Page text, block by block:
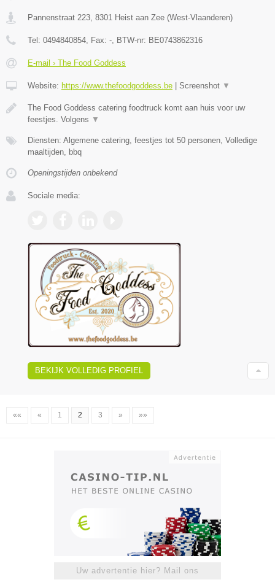
Pannenstraat 223 8301 Heist aan Zee (West-Vlaanderen)
Tel: 0494840854 , Fax: - , BTW-nr: BE0743862316
E-mail › The Food Goddess
Website: https://www.thefoodgoddess.be Screenshot ▼
The Food Goddess catering foodtruck komt aan huis voor uw
feestjes. Volgens ▼
Diensten: Algemene catering, feestjes tot 50 personen, Volledige
maaltijden, bbq
Openingstijden onbekend
Sociale media:
BEKIJK VOLLEDIG PROFIEL
«« « 1 2 3 » »»
Uw advertentie hier? Mail ons